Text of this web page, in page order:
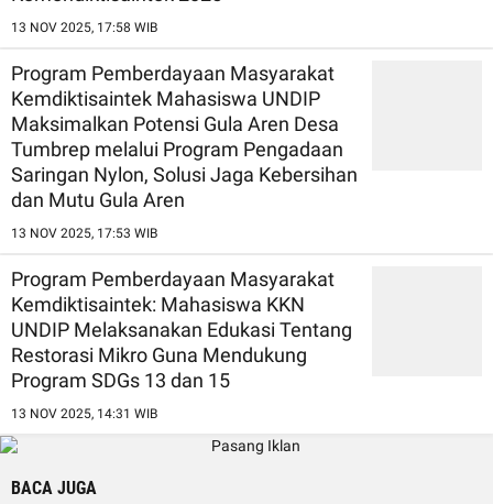
13 NOV 2025, 17:58 WIB
Program Pemberdayaan Masyarakat
Kemdiktisaintek Mahasiswa UNDIP
Maksimalkan Potensi Gula Aren Desa
Tumbrep melalui Program Pengadaan
Saringan Nylon, Solusi Jaga Kebersihan
dan Mutu Gula Aren
13 NOV 2025, 17:53 WIB
Program Pemberdayaan Masyarakat
Kemdiktisaintek: Mahasiswa KKN
UNDIP Melaksanakan Edukasi Tentang
Restorasi Mikro Guna Mendukung
Program SDGs 13 dan 15
13 NOV 2025, 14:31 WIB
BACA JUGA